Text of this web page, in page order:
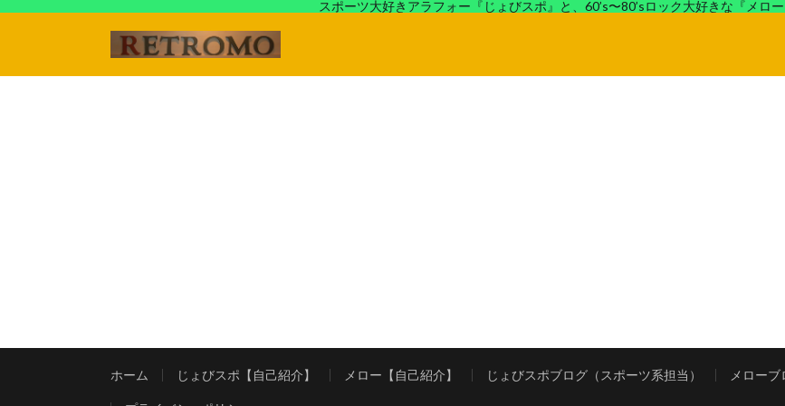
スポーツ大好きアラフォー『じょびスポ』と、60’s〜80’sロック大好きな『メロ
ホーム じょびスポ【自己紹介】 メロー【自己紹介】 じょびスポブログ（スポーツ系担当） メローブ